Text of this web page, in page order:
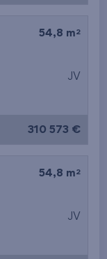
54,8 m 2
JV
310 573 €
54,8 m 2
JV